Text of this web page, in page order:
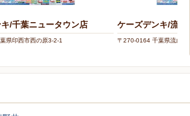
/千葉ニュータウン店
県印西市西の原3-2-1
ケーズデンキ/流山店
〒270-0164 千葉県流山市